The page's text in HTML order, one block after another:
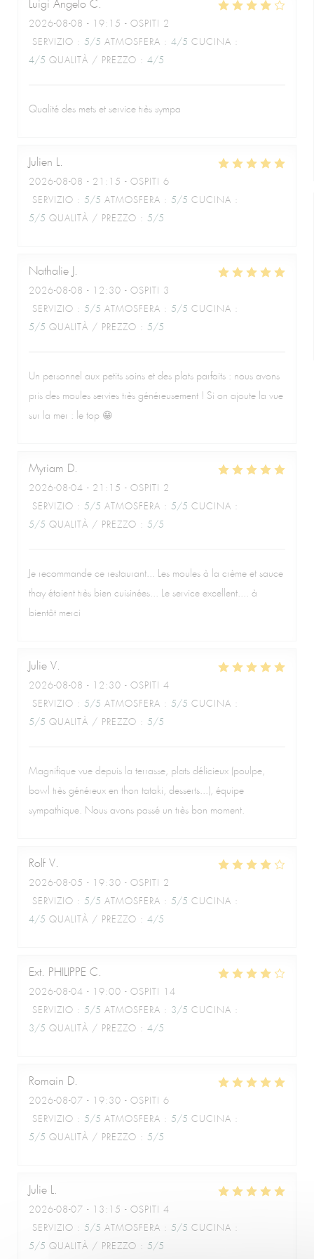
Luigi Angelo C
2026-08-08 - 19:15 - OSPITI 2
SERVIZIO : 5/5 ATMOSFERA : 4/5 CUCINA :
4/5 QUALITÀ / PREZZO : 4/5
Qualité des mets et service très sympa
Julien L
2026-08-08 - 21:15 - OSPITI 6
SERVIZIO : 5/5 ATMOSFERA : 5/5 CUCINA :
5/5 QUALITÀ / PREZZO : 5/5
Nathalie
2026-08-08 - 12:30 - OSPITI 3
SERVIZIO : 5/5 ATMOSFERA : 5/5 CUCINA :
5/5 QUALITÀ / PREZZO : 5/5
Un personnel aux petits soins et des plats parfaits : nous avons
pris des moules servies très généreusement ! Si on ajoute la vue
sur la mer : le top 😁
Myriam D
2026-08-04 - 21:15 - OSPITI 2
SERVIZIO : 5/5 ATMOSFERA : 5/5 CUCINA :
5/5 QUALITÀ / PREZZO : 5/5
Je recommande ce restaurant... Les moules à la crème et sauce
thay étaient très bien cuisinées... Le service excellent.... à
bientôt merci
Julie V
2026-08-08 - 12:30 - OSPITI 4
SERVIZIO : 5/5 ATMOSFERA : 5/5 CUCINA :
5/5 QUALITÀ / PREZZO : 5/5
Magnifique vue depuis la terrasse, plats délicieux (poulpe,
bowl très généreux en thon tataki, desserts...), équipe
sympathique. Nous avons passé un très bon moment.
Rolf V
2026-08-05 - 19:30 - OSPITI 2
SERVIZIO : 5/5 ATMOSFERA : 5/5 CUCINA :
4/5 QUALITÀ / PREZZO : 4/5
Ext. PHILIPPE C
2026-08-04 - 19:00 - OSPITI 14
SERVIZIO : 5/5 ATMOSFERA : 3/5 CUCINA :
3/5 QUALITÀ / PREZZO : 4/5
Romain D
2026-08-07 - 19:30 - OSPITI 6
SERVIZIO : 5/5 ATMOSFERA : 5/5 CUCINA :
5/5 QUALITÀ / PREZZO : 5/5
Julie L
2026-08-07 - 13:15 - OSPITI 4
SERVIZIO : 5/5 ATMOSFERA : 5/5 CUCINA :
5/5 QUALITÀ / PREZZO : 5/5
Le Café de la Plage